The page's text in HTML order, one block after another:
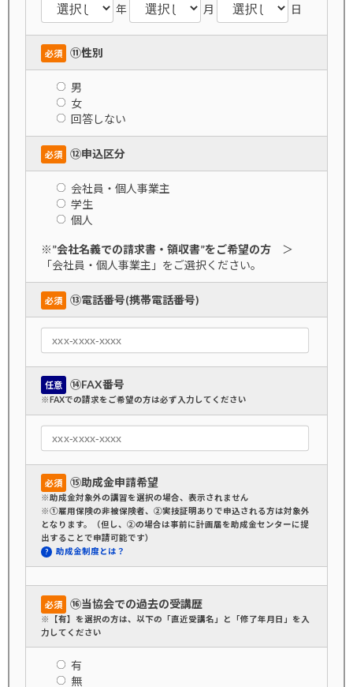
年 月 日
必須 ⑪性別
男
女
回答しない
必須 ⑫申込区分
会社員・個人事業主
学生
個人
※”会社名義での請求書・領収書”をご希望の方 ＞
「会社員・個人事業主」をご選択ください。
必須 ⑬電話番号(携帯電話番号)
任意 ⑭FAX番号
※FAXでの請求をご希望の方は必ず入力してください
必須 ⑮助成金申請希望
※助成金対象外の講習を選択の場合、表示されません
※①雇用保険の非被保険者、②実技証明ありで申込される方は対象外
となります。（但し、②の場合は事前に計画届を助成金センターに提
出することで申請可能です）
助成金制度とは？
必須 ⑯当協会での過去の受講歴
※【有】を選択の方は、以下の「直近受講名」と「修了年月日」を入
力してください
有
無